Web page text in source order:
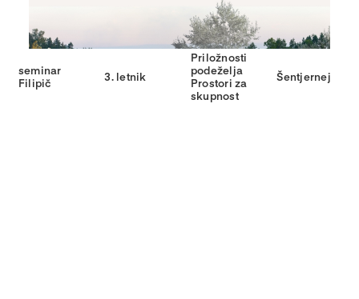
seminar
Filipič
3. letnik
Priložnosti
podeželja
Prostori za
skupnost
Šentjernej